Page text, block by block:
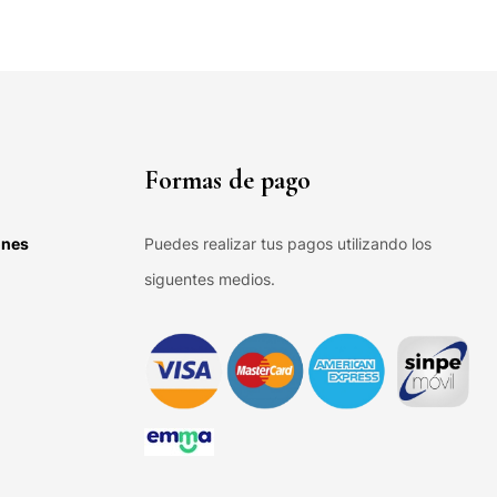
Formas de pago
Puedes realizar tus pagos utilizando los
siguentes medios.